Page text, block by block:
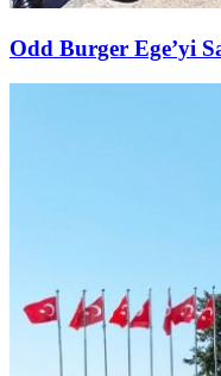
Odd Burger Ege’yi